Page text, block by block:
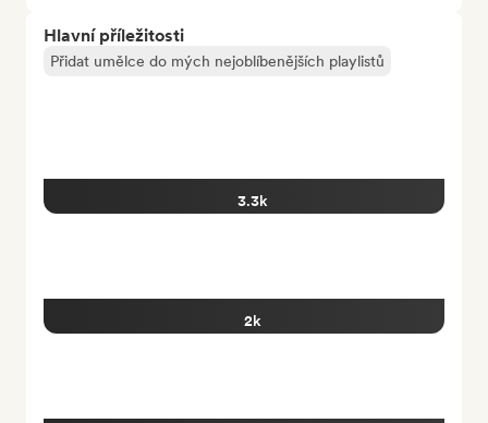
Hlavní příležitosti
Přidat umělce do mých nejoblíbenějších playlistů
3.3k
2k